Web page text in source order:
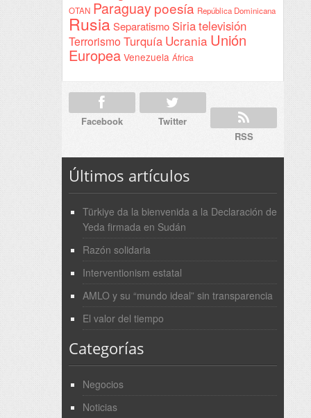
OTAN Paraguay poesía República Dominicana
Rusia Separatismo Siriatelevisión
Terrorismo Turquía Ucrania Unión
Europea Venezuela África
Facebook
Twitter
RSS
Últimos artículos
Türkiye da la bienvenida a la Declaración de
Yeda firmada en Sudán
Razón solidaria
Interventionism estatal
AMLO y su “mundo ideal” sin transparencia
El valor del tiempo
Categorías
Negocios
Noticias